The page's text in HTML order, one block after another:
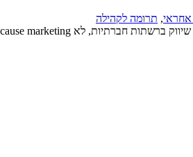
אחראי, תרומה לקהילה